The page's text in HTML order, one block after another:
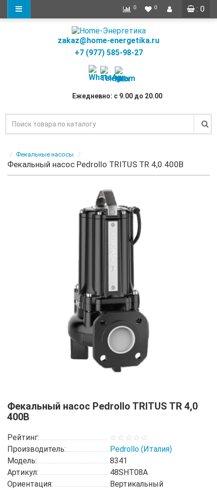
: 0
0 0
zakaz@home-energetika.ru
+7 (977) 585-98-27
Ежедневно: с 9.00 до 20.00
Фекальные насосы
Фекальный насос Pedrollo TRITUS TR 4,0 400В
Фекальный насос Pedrollo TRITUS TR 4,0
400В
Рейтинг:
Производитель:
Pedrollo (Италия)
Модель:
8341
Артикул:
48SHT08A
Ориентация:
Вертикальный